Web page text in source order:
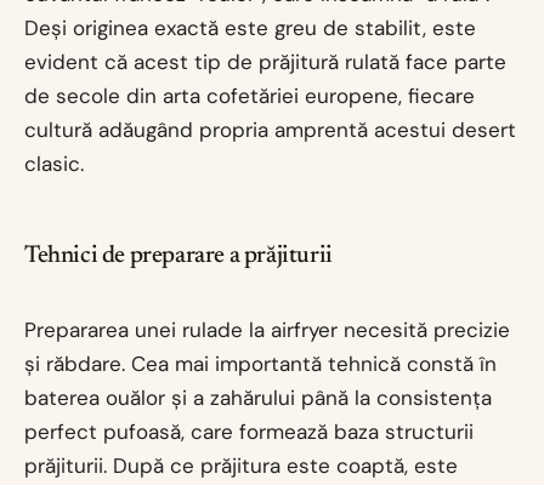
Deși originea exactă este greu de stabilit, este
evident că acest tip de prăjitură rulată face parte
de secole din arta cofetăriei europene, fiecare
cultură adăugând propria amprentă acestui desert
clasic.
Tehnici de preparare a prăjiturii
Prepararea unei rulade la airfryer necesită precizie
și răbdare. Cea mai importantă tehnică constă în
baterea ouălor și a zahărului până la consistența
perfect pufoasă, care formează baza structurii
prăjiturii. După ce prăjitura este coaptă, este